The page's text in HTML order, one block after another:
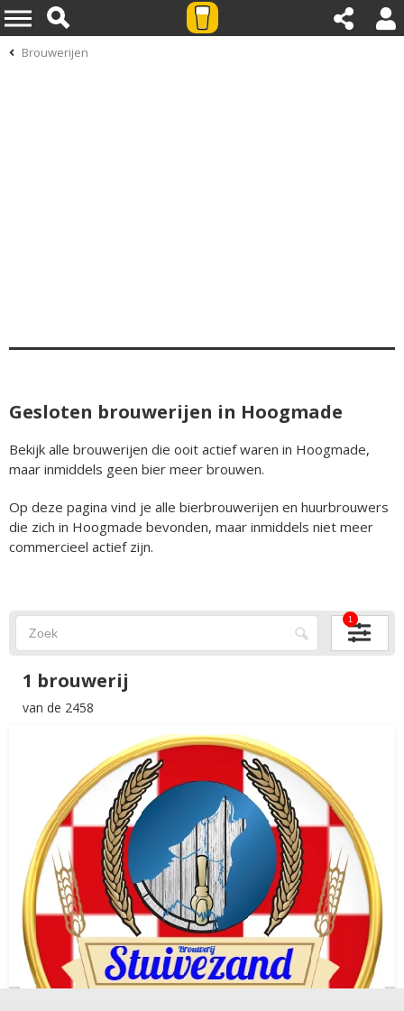
Brouwerijen
Gesloten brouwerijen in Hoogmade
Bekijk alle brouwerijen die ooit actief waren in Hoogmade,
maar inmiddels geen bier meer brouwen.
Op deze pagina vind je alle bierbrouwerijen en huurbrouwers
die zich in Hoogmade bevonden, maar inmiddels niet meer
commercieel actief zijn.
1
1 brouwerij
van de 2458